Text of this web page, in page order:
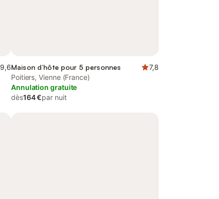
9,6Maison d’hôte pour 5 personnes
7,8
Poitiers, Vienne (France)
Annulation gratuite
dès164 €par nuit